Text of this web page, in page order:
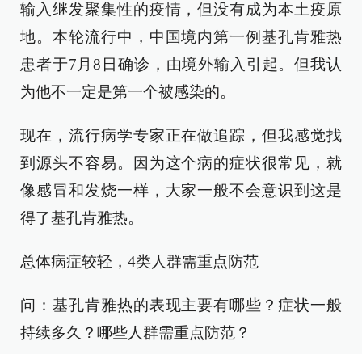
输入继发聚集性的疫情，但没有成为本土疫原
地。本轮流行中，中国境内第一例基孔肯雅热
患者于7月8日确诊，由境外输入引起。但我认
为他不一定是第一个被感染的。
现在，流行病学专家正在做追踪，但我感觉找
到源头不容易。因为这个病的症状很常见，就
像感冒和发烧一样，大家一般不会意识到这是
得了基孔肯雅热。
总体病症较轻，4类人群需重点防范
问：基孔肯雅热的表现主要有哪些？症状一般
持续多久？哪些人群需重点防范？